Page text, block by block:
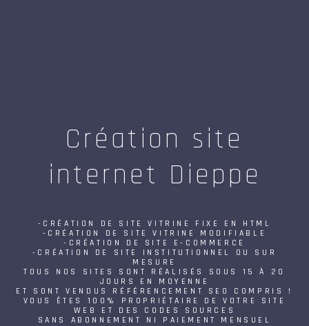
Création site
internet Dieppe
-CRÉATION DE SITE VITRINE FIXE EN HTML
-CRÉATION DE SITE VITRINE MODIFIABLE
-CRÉATION DE SITE E-COMMERCE
-CRÉATION DE SITE INSTITUTIONNEL OU SUR
MESURE
TOUS NOS SITES SONT RÉALISÉS SOUS 15 À 20
JOURS EN MOYENNE
ET SONT VENDUS RÉFÉRENCEMENT SEO COMPRIS !
VOUS ÊTES 100% PROPRIÉTAIRE DE VOTRE SITE
WEB ET DES CODES SOURCES
SANS ABONNEMENT NI PAIEMENT MENSUEL